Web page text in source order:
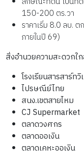
150-200 ตร.วา
ราคาเริ่ม 8.0 ลบ.
ภายในปี 69)
สิ่งอำนวยความสะดวกใ
โรงเรียนสารสาร์ท
ไปรษณีย์ไทย
สนง.เขตสายไหม
CJ Supermarket
ตลาดวงศกร
ตลาดออเงิน
ตลาดเคหะออเงิน